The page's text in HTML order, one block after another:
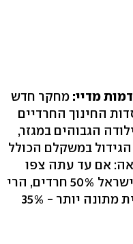
מדיי: מחקר חדש
החינוך החרדיים
הגבוהים במגזר,
במשקלם הכולל
אם עד עתה צפו
דמוגרפים כי בשנת 2059 יהיו בישראל 50% חרדים, הרי
שעורכי המחקר מפרסמים תחזית מתונה יותר - 35%